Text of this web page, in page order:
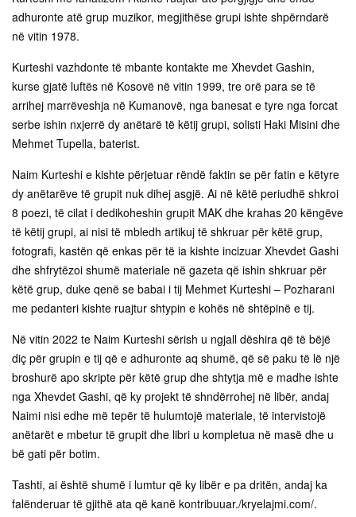
adhuronte atë grup muzikor, megjithëse grupi ishte shpërndarë
në vitin 1978.
Kurteshi vazhdonte të mbante kontakte me Xhevdet Gashin,
kurse gjatë luftës në Kosovë në vitin 1999, tre orë para se të
arrihej marrëveshja në Kumanovë, nga banesat e tyre nga forcat
serbe ishin nxjerrë dy anëtarë të këtij grupi, solisti Haki Misini dhe
Mehmet Tupella, baterist.
Naim Kurteshi e kishte përjetuar rëndë faktin se për fatin e këtyre
dy anëtarëve të grupit nuk dihej asgjë. Ai në këtë periudhë shkroi
8 poezi, të cilat i dedikoheshin grupit MAK dhe krahas 20 këngëve
të këtij grupi, ai nisi të mbledh artikuj të shkruar për këtë grup,
fotografi, kastën që enkas për të ia kishte incizuar Xhevdet Gashi
dhe shfrytëzoi shumë materiale në gazeta që ishin shkruar për
këtë grup, duke qenë se babai i tij Mehmet Kurteshi – Pozharani
me pedanteri kishte ruajtur shtypin e kohës në shtëpinë e tij.
Në vitin 2022 te Naim Kurteshi sërish u ngjall dëshira që të bëjë
diç për grupin e tij që e adhuronte aq shumë, që së paku të lë një
broshurë apo skripte për këtë grup dhe shtytja më e madhe ishte
nga Xhevdet Gashi, që ky projekt të shndërrohej në libër, andaj
Naimi nisi edhe më tepër të hulumtojë materiale, të intervistojë
anëtarët e mbetur të grupit dhe libri u kompletua në masë dhe u
bë gati për botim.
Tashti, ai është shumë i lumtur që ky libër e pa dritën, andaj ka
falënderuar të gjithë ata që kanë kontribuuar./kryelajmi.com/.